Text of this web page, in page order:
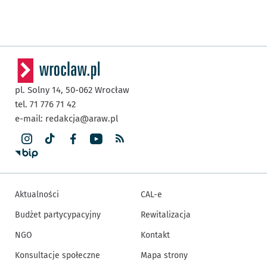
pl. Solny 14, 50-062 Wrocław
tel. 71 776 71 42
e-mail: redakcja@araw.pl
Aktualności
Budżet partycypacyjny
NGO
Konsultacje społeczne
CAL-e
Rewitalizacja
Kontakt
Mapa strony